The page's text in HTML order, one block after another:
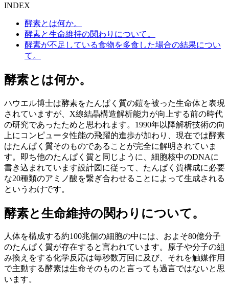
INDEX
酵素とは何か。
酵素と生命維持の関わりについて。
酵素が不足している食物を多食した場合の結果につい
て。
酵素とは何か。
ハウエル博士は酵素をたんぱく質の鎧を被った生命体と表現
されていますが、X線結晶構造解析能力が向上する前の時代
の研究であったためと思われます。1990年以降解析技術の向
上にコンピュータ性能の飛躍的進歩が加わり、現在では酵素
はたんぱく質そのものであることが完全に解明されていま
す。即ち他のたんぱく質と同じように、細胞核中のDNAに
書き込まれています設計図に従って、たんぱく質構成に必要
な20種類のアミノ酸を繋ぎ合わせることによって生成される
というわけです。
酵素と生命維持の関わりについて。
人体を構成する約100兆個の細胞の中には、およそ80億分子
のたんぱく質が存在すると言われています。原子や分子の組
み換えをする化学反応は毎秒数万回に及び、それを触媒作用
で主動する酵素は生命そのものと言っても過言ではないと思
います。